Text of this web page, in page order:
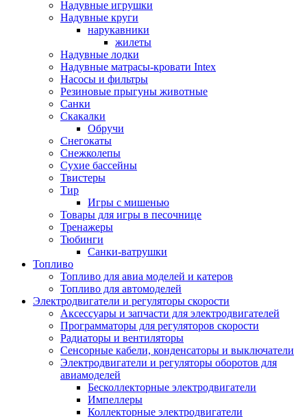
Надувные игрушки
Надувные круги
нарукавники
жилеты
Надувные лодки
Надувные матрасы-кровати Intex
Насосы и фильтры
Резиновые прыгуны животные
Санки
Скакалки
Обручи
Снегокаты
Снежколепы
Сухие бассейны
Твистеры
Тир
Игры с мишенью
Товары для игры в песочнице
Тренажеры
Тюбинги
Санки-ватрушки
Топливо
Топливо для авиа моделей и катеров
Топливо для автомоделей
Электродвигатели и регуляторы скорости
Аксессуары и запчасти для электродвигателей
Программаторы для регуляторов скорости
Радиаторы и вентиляторы
Сенсорные кабели, конденсаторы и выключатели
Электродвигатели и регуляторы оборотов для
авиамоделей
Бесколлекторные электродвигатели
Импеллеры
Коллекторные электродвигатели